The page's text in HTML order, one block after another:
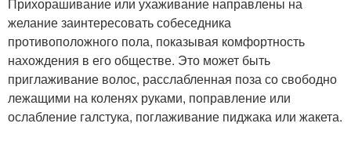
желание заинтересовать собеседника
противоположного пола, показывая комфортность
нахождения в его обществе. Это может быть
приглаживание волос, расслабленная поза со свободно
лежащими на коленях руками, поправление или
ослабление галстука, поглаживание пиджака или жакета.